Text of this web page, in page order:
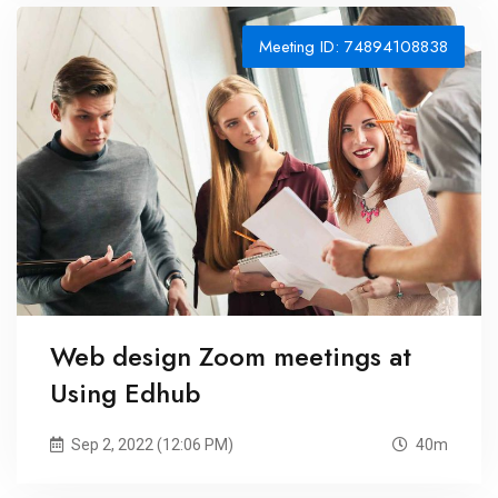
Meeting ID: 74894108838
Web design Zoom meetings at
Using Edhub
Sep 2, 2022 (12:06 PM) 40m